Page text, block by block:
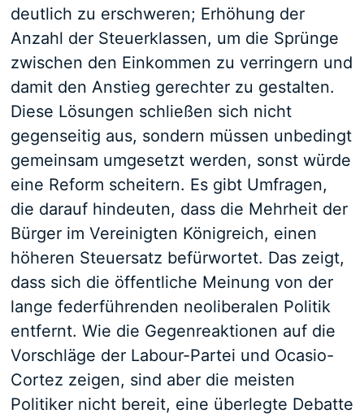
deutlich zu erschweren; Erhöhung der
Anzahl der Steuerklassen, um die Sprünge
zwischen den Einkommen zu verringern und
damit den Anstieg gerechter zu gestalten.
Diese Lösungen schließen sich nicht
gegenseitig aus, sondern müssen unbedingt
gemeinsam umgesetzt werden, sonst würde
eine Reform scheitern. Es gibt Umfragen,
die darauf hindeuten, dass die Mehrheit der
Bürger im Vereinigten Königreich, einen
höheren Steuersatz befürwortet. Das zeigt,
dass sich die öffentliche Meinung von der
lange federführenden neoliberalen Politik
entfernt. Wie die Gegenreaktionen auf die
Vorschläge der Labour-Partei und Ocasio-
Cortez zeigen, sind aber die meisten
Politiker nicht bereit, eine überlegte Debatte